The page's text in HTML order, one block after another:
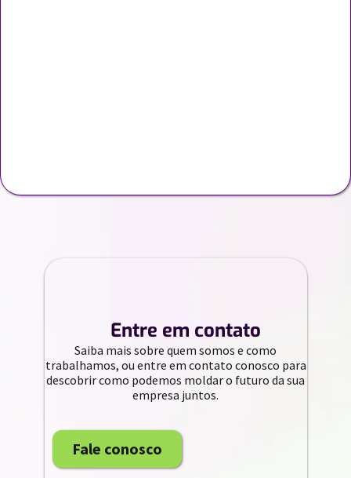
Entre em contato
Saiba mais sobre quem somos e como
trabalhamos, ou entre em contato conosco para
descobrir como podemos moldar o futuro da sua
empresa juntos.
Fale conosco